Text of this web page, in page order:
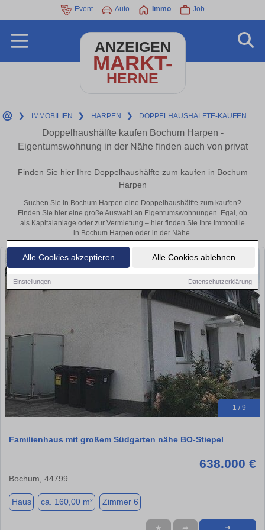
Alle Cookies akzeptieren Alle Cookies ablehnen
Einstellungen Datenschutzerklärung
Event Auto Immo Job
ANZEIGEN
MARKT-
HERNE
❯ IMMOBILIEN ❯ HARPEN ❯ DOPPELHAUSHÄLFTE-KAUFEN
Doppelhaushälfte kaufen Bochum Harpen -
Eigentumswohnung in der Nähe finden auch von privat
Finden Sie hier Ihre Doppelhaushälfte zum kaufen in Bochum
Harpen
Suchen Sie in Bochum Harpen eine Doppelhaushälfte zum kaufen?
Finden Sie hier eine große Auswahl an Eigentumswohnungen. Egal, ob
als Kapitalanlage oder zur Vermietung – hier finden Sie Ihre Immobilie
in Bochum Harpen oder in der Nähe.
1 / 9
Familienhaus mit großem Südgarten nähe BO-Stiepel
638.000 €
Bochum, 44799
Haus ca. 160,00 m² Zimmer 6
★ ➦ ➜